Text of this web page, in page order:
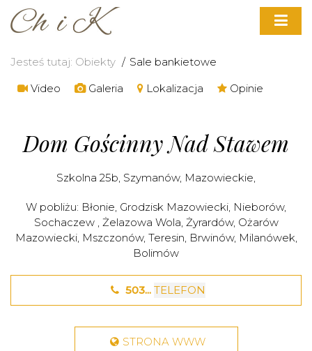
Jesteś tutaj: Obiekty
Sale bankietowe
Video
Galeria Lokalizacja Opinie
Dom Gościnny Nad Stawem
Szkolna 25b, Szymanów, Mazowieckie,
W pobliżu: Błonie, Grodzisk Mazowiecki, Nieborów,
Sochaczew , Żelazowa Wola, Żyrardów, Ożarów
Mazowiecki, Mszczonów, Teresin, Brwinów, Milanówek,
Bolimów
503... TELEFON
STRONA WWW